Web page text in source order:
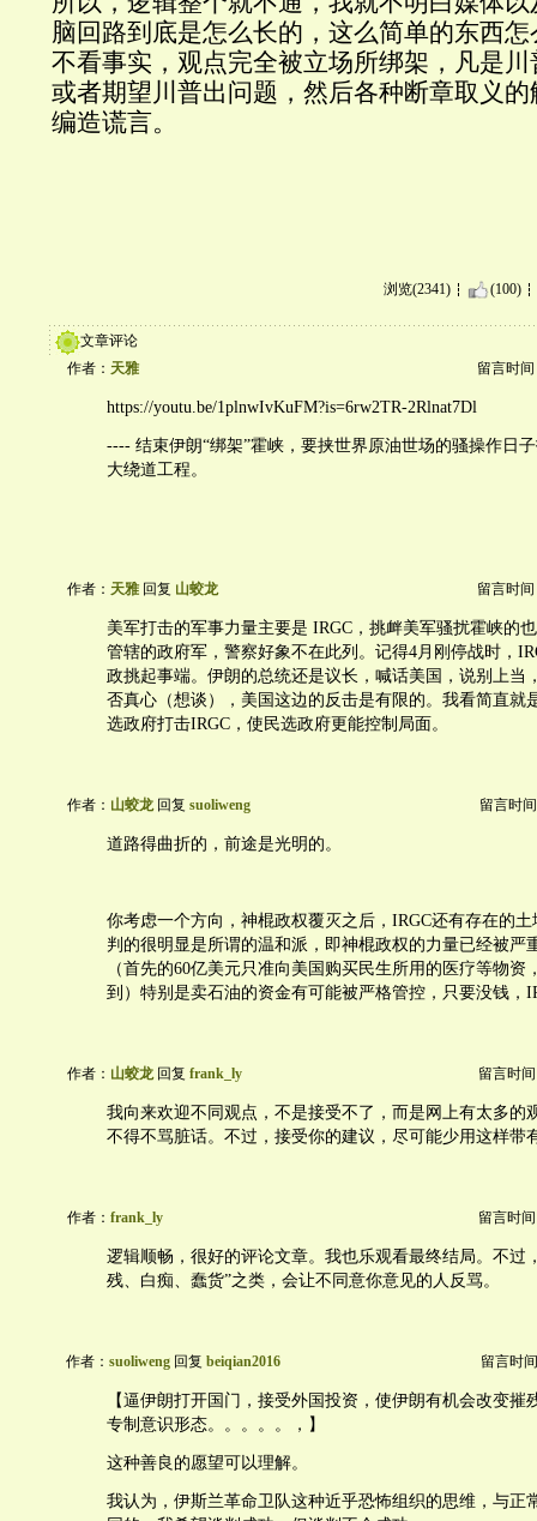
脑回路到底是怎么长的，这么简单的东西
不看事实，观点完全被立场所绑架，凡是
或者期望川普出问题，然后各种断章取义
编造谎言。
浏览(2341) (100)
文章评论
作者： 天雅 留言时间
https://youtu.be/1plnwIvKuFM?is=6rw2TR-2Rlnat7Dl
---- 结束伊朗“绑架”霍峡，要挟世界原油世场的骚操作日
大绕道工程。
作者： 天雅 回复 山蛟龙 留言时间
美军打击的军事力量主要是 IRGC，挑衅美军骚扰霍峡的
管辖的政府军，警察好象不在此列。记得4月刚停战时，
政挑起事端。伊朗的总统还是议长，喊话美国，说别上当
否真心（想谈），美国这边的反击是有限的。我看简直就
选政府打击IRGC，使民选政府更能控制局面。
作者： 山蛟龙回复 suoliweng 留言时
道路得曲折的，前途是光明的。
你考虑一个方向，神棍政权覆灭之后，IRGC还有存在的
判的很明显是所谓的温和派，即神棍政权的力量已经被严
（首先的60亿美元只准向美国购买民生所用的医疗等物资
到）特别是卖石油的资金有可能被严格管控，只要没钱，
作者： 山蛟龙回复 frank_ly 留言时间
我向来欢迎不同观点，不是接受不了，而是网上有太多的
不得不骂脏话。不过，接受你的建议，尽可能少用这样带
作者： frank_ly 留言时间
逻辑顺畅，很好的评论文章。我也乐观看最终结局。不过
残、白痴、蠢货”之类，会让不同意你意见的人反骂。
作者： suoliweng 回复 beiqian2016 留言时
【逼伊朗打开国门，接受外国投资，使伊朗有机会改变摧
专制意识形态。。。。。，】
这种善良的愿望可以理解。
我认为，伊斯兰革命卫队这种近乎恐怖组织的思维，与正